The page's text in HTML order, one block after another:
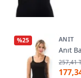
%25 ANIT
Anıt
257,41